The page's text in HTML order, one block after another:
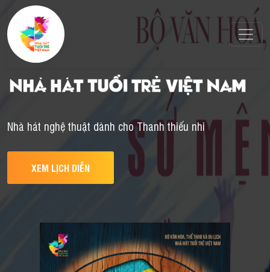
Nhà hát nghệ thuật dành cho Thanh thiếu nhi
XEM LỊCH DIỄN